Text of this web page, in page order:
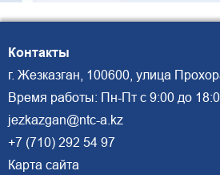
Контакты
г. Жезказган, 100600, улица
Время работы: Пн-Пт с 9:00 до
jezkazgan@ntc-a.kz
+7 (710) 292 54 97
Карта сайта